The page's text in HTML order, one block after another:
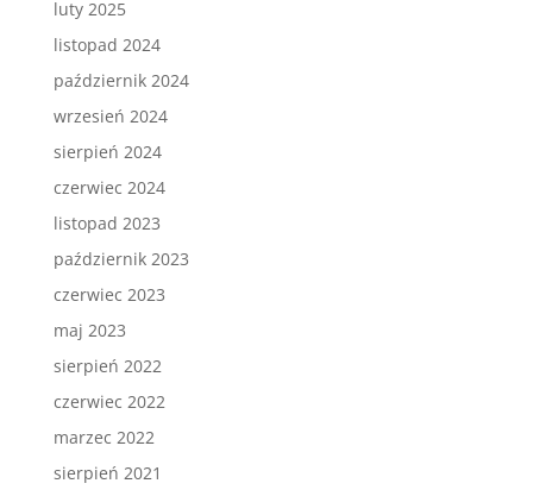
luty 2025
listopad 2024
październik 2024
wrzesień 2024
sierpień 2024
czerwiec 2024
listopad 2023
październik 2023
czerwiec 2023
maj 2023
sierpień 2022
czerwiec 2022
marzec 2022
sierpień 2021